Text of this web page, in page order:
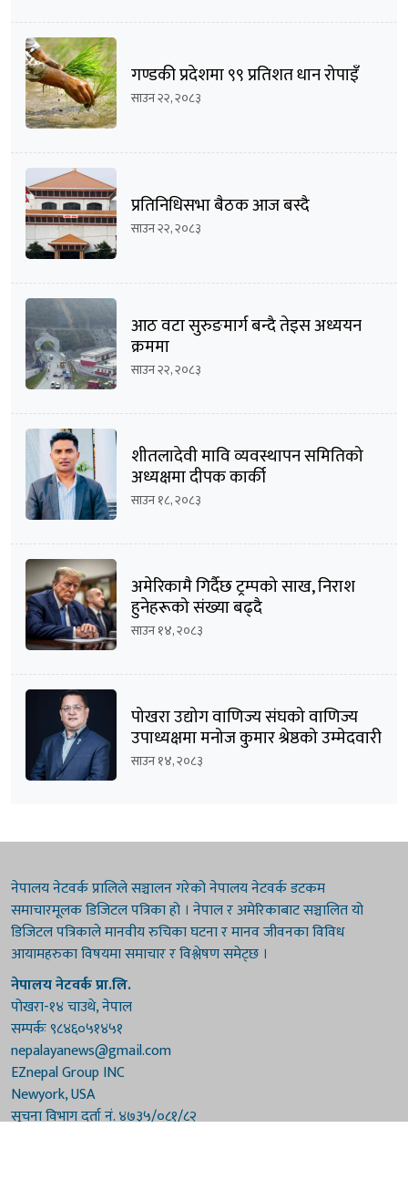
गण्डकी प्रदेशमा ९९ प्रतिशत धान रोपाइँ
साउन २२, २०८३
प्रतिनिधिसभा बैठक आज बस्दै
साउन २२, २०८३
आठ वटा सुरुङमार्ग बन्दै तेइस अध्ययन
क्रममा
साउन २२, २०८३
शीतलादेवी मावि व्यवस्थापन समितिको
अध्यक्षमा दीपक कार्की
साउन १८, २०८३
अमेरिकामै गिर्दैछ ट्रम्पको साख, निराश
हुनेहरूको संख्या बढ्दै
साउन १४, २०८३
पोखरा उद्योग वाणिज्य संघको वाणिज्य
उपाध्यक्षमा मनोज कुमार श्रेष्ठको उम्मेदवारी
घोषणा
साउन १४, २०८३
नेपालय नेटवर्क प्रालिले सञ्चालन गरेको नेपालय नेटवर्क डटकम
समाचारमूलक डिजिटल पत्रिका हो । नेपाल र अमेरिकाबाट सञ्चालित यो
डिजिटल पत्रिकाले मानवीय रुचिका घटना र मानव जीवनका विविध
आयामहरुका विषयमा समाचार र विश्लेषण समेट्छ ।
नेपालय नेटवर्क प्रा.लि.
पोखरा-१४ चाउथे, नेपाल
सम्पर्कः ९८४६०५१४५१
nepalayanews@gmail.com
EZnepal Group INC
Newyork, USA
सूचना विभाग दर्ता नं. ४७३५/०८१/८२